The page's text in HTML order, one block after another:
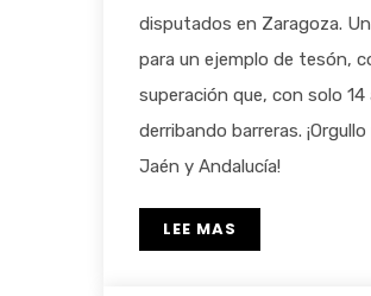
disputados en Zaragoza.
para un ejemplo de tesón,
superación que, con solo 14
derribando barreras.
Jaén y Andalucía!
LEE MAS